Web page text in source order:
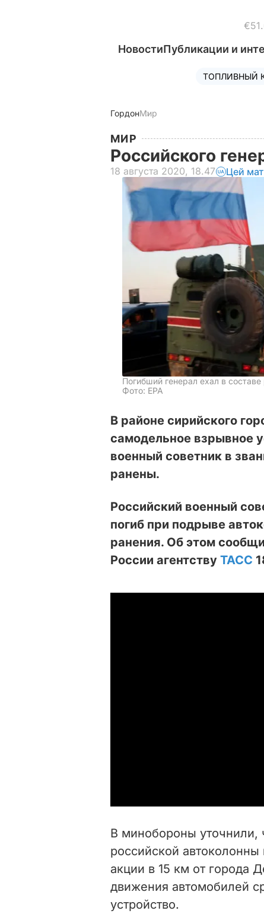
НовостиПубликации и
ТОПЛИВНЫЙ
ГордонМир
МИР
Российского
18 августа 2020, 18.47 Цей
Погибший генерал ехал в
Фото: EPA
В районе сирийского
самодельное взрывное
военный советник в
ранены.
Российский военный
погиб при подрыве
ранения. Об этом
России агентству ТАСС
В минобороны уточнили,
российской
акции в 15 км от города
движения автомобилей
устройство.